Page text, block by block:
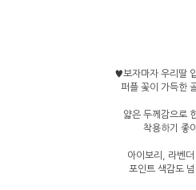
♥보자마자 우리딸
퍼플 꽃이 가득한
얇은 두께감으로
착용하기 좋
아이보리, 라벤
포인트 색감도